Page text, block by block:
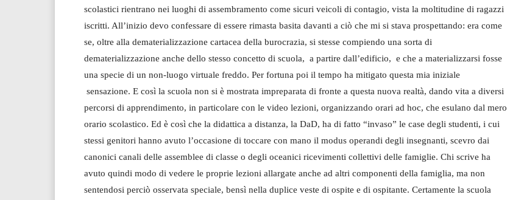
scolastici rientrano nei luoghi di assembramento come sicuri veicoli di contagio, vista la moltitudine di ragazzi
iscritti. All’inizio devo confessare di essere rimasta basita davanti a ciò che mi si stava prospettando: era come
se, oltre alla dematerializzazione cartacea della burocrazia, si stesse compiendo una sorta di
dematerializzazione anche dello stesso concetto di scuola, a partire dall’edificio, e che a materializzarsi fosse
una specie di un non-luogo virtuale freddo. Per fortuna poi il tempo ha mitigato questa mia iniziale
sensazione. E così la scuola non si è mostrata impreparata di fronte a questa nuova realtà, dando vita a diversi
percorsi di apprendimento, in particolare con le video lezioni, organizzando orari ad hoc, che esulano dal mero
orario scolastico. Ed è così che la didattica a distanza, la DaD, ha di fatto “invaso” le case degli studenti, i cui
stessi genitori hanno avuto l’occasione di toccare con mano il modus operandi degli insegnanti, scevro dai
canonici canali delle assemblee di classe o degli oceanici ricevimenti collettivi delle famiglie. Chi scrive ha
avuto quindi modo di vedere le proprie lezioni allargate anche ad altri componenti della famiglia, ma non
sentendosi perciò osservata speciale, bensì nella duplice veste di ospite e di ospitante. Certamente la scuola